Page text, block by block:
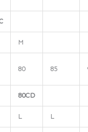
M
80 85
80CD
L L